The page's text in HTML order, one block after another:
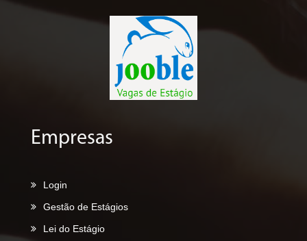
Empresas
Login
Gestão de Estágios
Lei do Estágio